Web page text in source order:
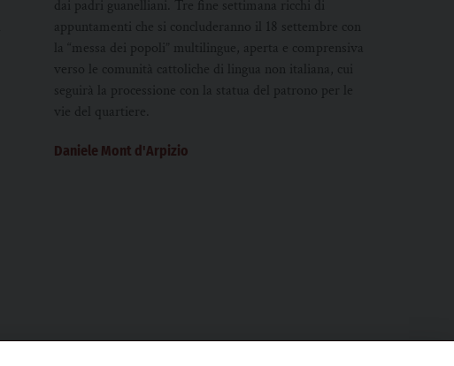
dai padri guanelliani. Tre fine settimana ricchi di
appuntamenti che si concluderanno il 18 settembre con
la “messa dei popoli” multilingue, aperta e comprensiva
verso le comunità cattoliche di lingua non italiana, cui
seguirà la processione con la statua del patrono per le
vie del quartiere.
Daniele Mont d'Arpizio